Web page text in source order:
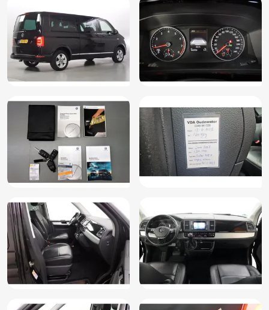
Multimedia-voorbereiding
Onderhoudsboekje (fysiek)
Parkeerhulp achter met achteruitrijcamera (7X7)
Passagiersairbag
Passagiersstoel in hoogte verstelbaar
Privacy glass (QL5)
Radio CD speler
RDW-leges
Regensensor
Servotronic (1N3)
Spraakbediening
Standkachel
Start/stop systeem
Stoelverwarming beide voorstoelen (4A3)
Trekhaak afneembaar 13p
Vermoeidheids herkenning
Volledige onderhoudshistorie beschikbaar
Zij airbag(s) voor